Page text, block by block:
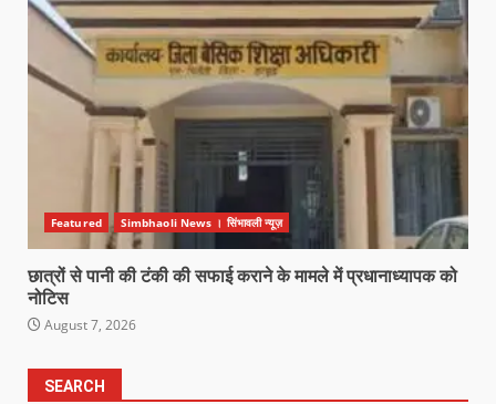
Featured Simbhaoli News । सिंभावली न्यूज़
छात्रों से पानी की टंकी की सफाई कराने के मामले में प्रधानाध्यापक को
नोटिस
August 7, 2026
SEARCH